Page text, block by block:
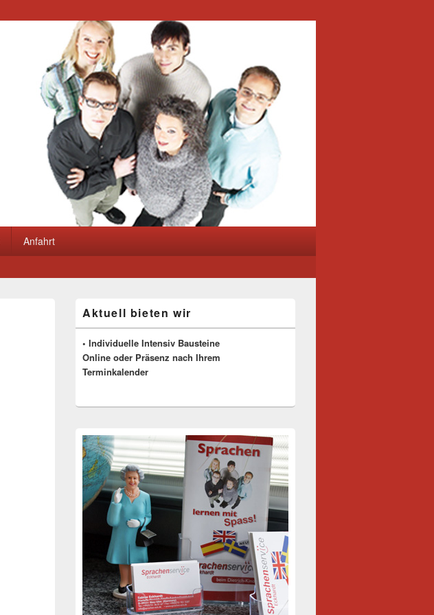
Anfahrt
Seitenleisten-
Widgetbereich
Aktuell bieten wir
• Individuelle Intensiv Bausteine
Online oder Präsenz nach Ihrem
Terminkalender